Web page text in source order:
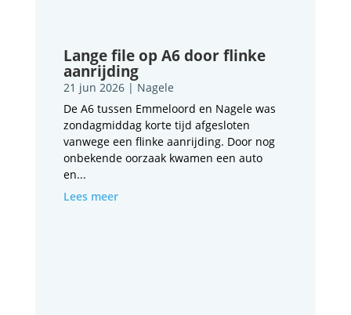
Lange file op A6 door flinke
aanrijding
21 jun 2026| Nagele
De A6 tussen Emmeloord en Nagele was
zondagmiddag korte tijd afgesloten
vanwege een flinke aanrijding. Door nog
onbekende oorzaak kwamen een auto
en...
Lees meer